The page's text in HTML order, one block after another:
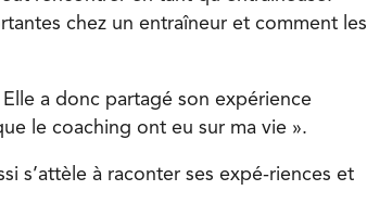
chez un entraîneur et comment les
a donc partagé son expérience
le coaching ont eu sur ma vie ».
s’attèle à raconter ses expé-riences et